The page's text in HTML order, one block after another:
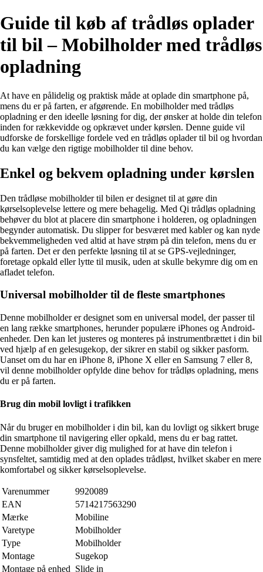
Guide til køb af trådløs oplader
til bil – Mobilholder med trådløs
opladning
At have en pålidelig og praktisk måde at oplade din smartphone på,
mens du er på farten, er afgørende. En mobilholder med trådløs
opladning er den ideelle løsning for dig, der ønsker at holde din telefon
inden for rækkevidde og opkrævet under kørslen. Denne guide vil
udforske de forskellige fordele ved en trådløs oplader til bil og hvordan
du kan vælge den rigtige mobilholder til dine behov.
Enkel og bekvem opladning under kørslen
Den trådløse mobilholder til bilen er designet til at gøre din
kørselsoplevelse lettere og mere behagelig. Med Qi trådløs opladning
behøver du blot at placere din smartphone i holderen, og opladningen
begynder automatisk. Du slipper for besværet med kabler og kan nyde
bekvemmeligheden ved altid at have strøm på din telefon, mens du er
på farten. Det er den perfekte løsning til at se GPS-vejledninger,
foretage opkald eller lytte til musik, uden at skulle bekymre dig om en
afladet telefon.
Universal mobilholder til de fleste smartphones
Denne mobilholder er designet som en universal model, der passer til
en lang række smartphones, herunder populære iPhones og Android-
enheder. Den kan let justeres og monteres på instrumentbrættet i din bil
ved hjælp af en gelesugekop, der sikrer en stabil og sikker pasform.
Uanset om du har en iPhone 8, iPhone X eller en Samsung 7 eller 8,
vil denne mobilholder opfylde dine behov for trådløs opladning, mens
du er på farten.
Brug din mobil lovligt i trafikken
Når du bruger en mobilholder i din bil, kan du lovligt og sikkert bruge
din smartphone til navigering eller opkald, mens du er bag rattet.
Denne mobilholder giver dig mulighed for at have din telefon i
synsfeltet, samtidig med at den oplades trådløst, hvilket skaber en mere
komfortabel og sikker kørselsoplevelse.
Varenummer
9920089
EAN
5714217563290
Mærke
Mobiline
Varetype
Mobilholder
Type
Mobilholder
Montage
Sugekop
Montage på enhed Slide in